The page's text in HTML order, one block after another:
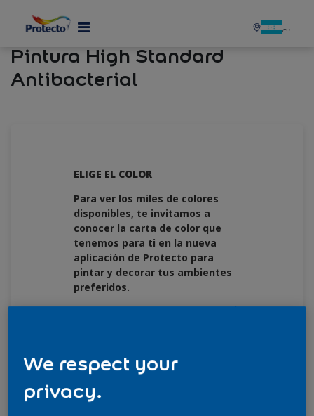
Pintura High Standard
Antibacterial
ELIGE EL COLOR
Para ver los miles de colores
disponibles, te invitamos a
conocer la carta de color que
tenemos para ti en la nueva
aplicación de Protecto para
pintar y decorar tus ambientes
preferidos.
PRESENTACIONES DE
PRODUCTO
Descubre las presentaciones en las
We respect your
privacy.